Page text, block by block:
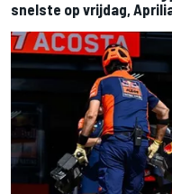
snelste op vrijdag,